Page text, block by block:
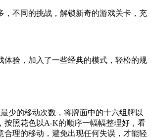
不同的挑战，解锁新奇的游戏关卡，充
验，加入了一些经典的模式，轻松的规
的移动次数，将牌面中的十六组牌以
按照花色以A-K的顺序一幅幅整理好，看
合理的移动，避免出现任何失误，才能轻